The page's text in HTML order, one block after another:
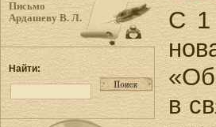
Письмо
Ардашеву В. Л.
Найти:
С 1
в